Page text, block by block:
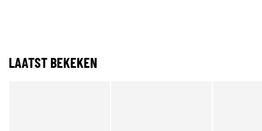
LAATST BEKEKEN